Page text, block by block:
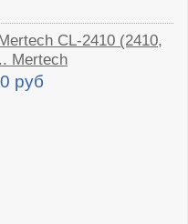
CL-2410 (2410,
Mertech
руб